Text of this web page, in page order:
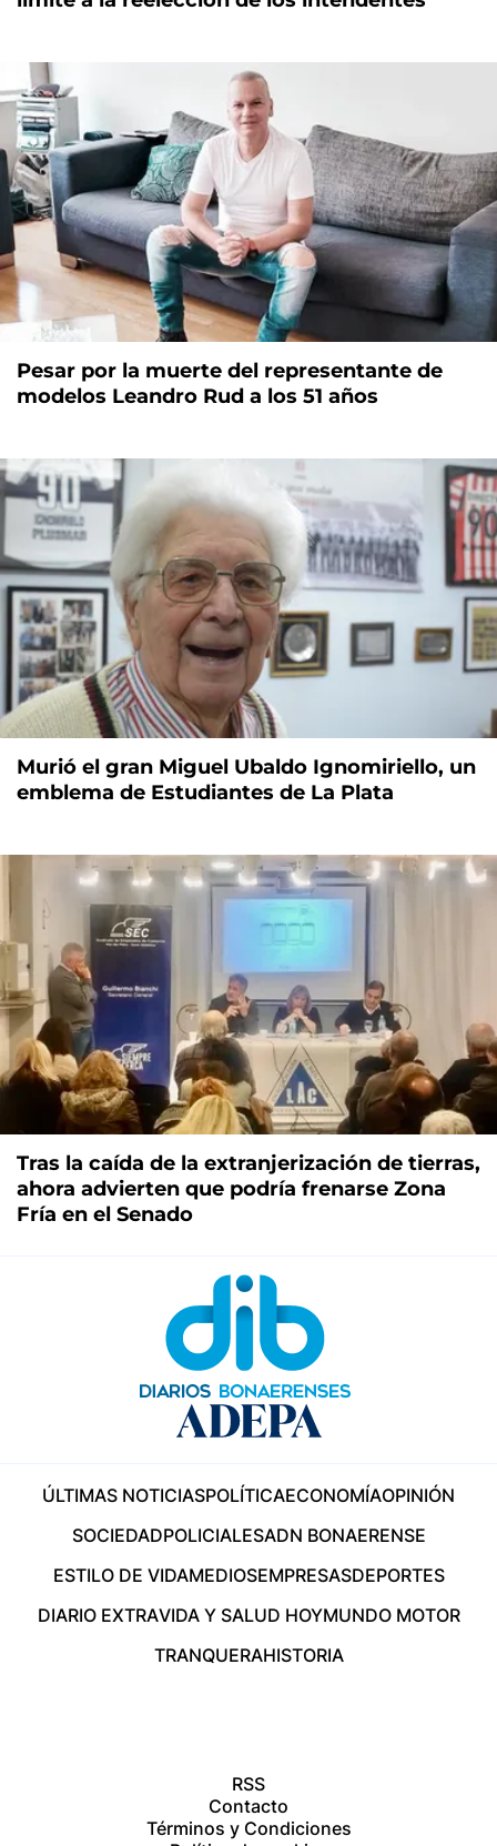
Pesar por la muerte del representante de
modelos Leandro Rud a los 51 años
Murió el gran Miguel Ubaldo Ignomiriello, un
emblema de Estudiantes de La Plata
Tras la caída de la extranjerización de tierras,
ahora advierten que podría frenarse Zona
Fría en el Senado
ÚLTIMAS NOTICIASPOLÍTICAECONOMÍAOPINIÓN
SOCIEDADPOLICIALESADN BONAERENSE
ESTILO DE VIDAMEDIOSEMPRESASDEPORTES
DIARIO EXTRAVIDA Y SALUD HOYMUNDO MOTOR
TRANQUERAHISTORIA
RSS
Contacto
Términos y Condiciones